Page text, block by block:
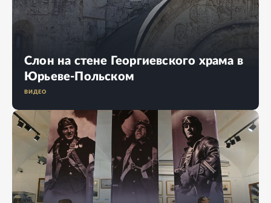
Слон на стене Георгиевского храма в
Юрьеве-Польском
ВИДЕО